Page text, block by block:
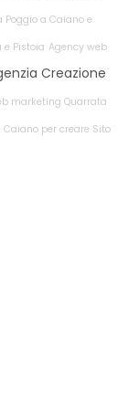
a Caiano e
e Pistoia Agency web
Creazione
marketing Quarrata
per creare Sito